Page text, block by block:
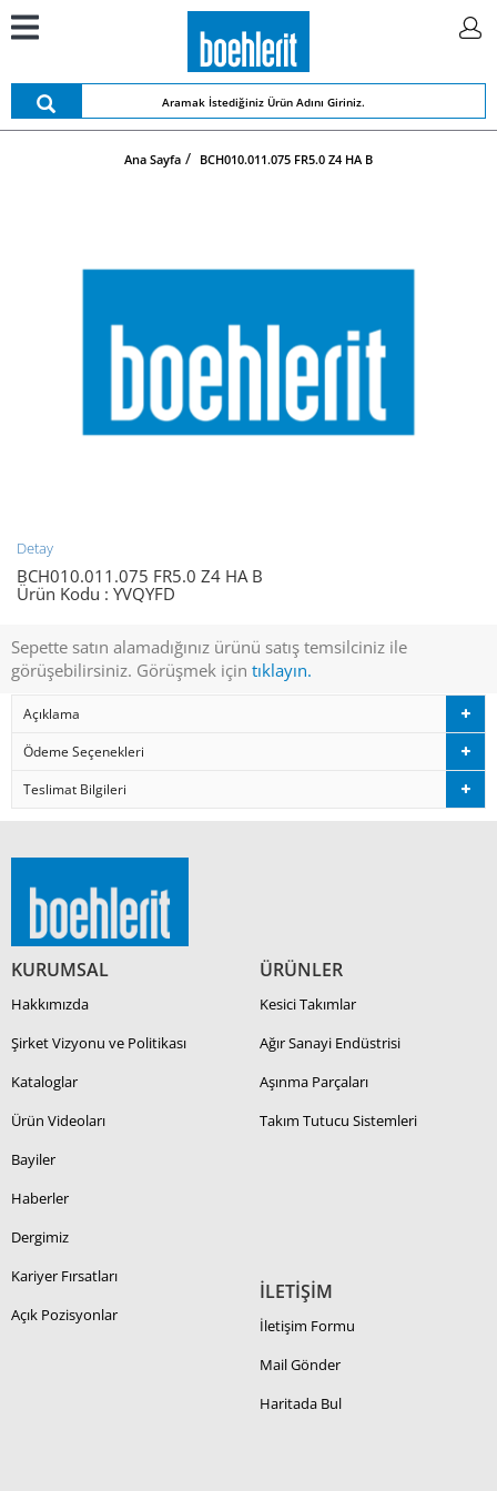
Ana Sayfa BCH010.011.075 FR5.0 Z4 HA B
Detay
BCH010.011.075 FR5.0 Z4 HA B
Ürün Kodu : YVQYFD
Sepette satın alamadığınız ürünü satış temsilciniz ile
görüşebilirsiniz. Görüşmek için tıklayın.
Açıklama
Ödeme Seçenekleri
Teslimat Bilgileri
KURUMSAL
Hakkımızda
Şirket Vizyonu ve Politikası
Kataloglar
Ürün Videoları
Bayiler
Haberler
Dergimiz
Kariyer Fırsatları
Açık Pozisyonlar
ÜRÜNLER
Kesici Takımlar
Ağır Sanayi Endüstrisi
Aşınma Parçaları
Takım Tutucu Sistemleri
İLETİŞİM
İletişim Formu
Mail Gönder
Haritada Bul